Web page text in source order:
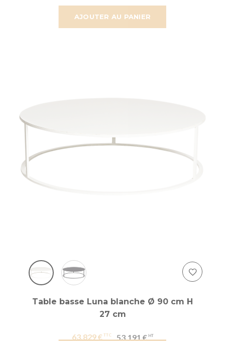
AJOUTER AU PANIER
Table basse Luna blanche Ø 90 cm H
27 cm
63,829 € 53,191 €